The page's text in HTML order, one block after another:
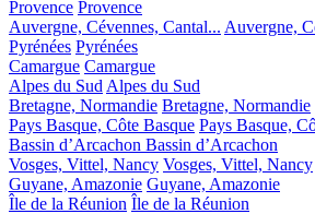
Provence Provence
Auvergne, Cévennes, Cantal... Auvergne,
Pyrénées Pyrénées
Camargue Camargue
Alpes du Sud Alpes du Sud
Bretagne, Normandie Bretagne, Normandie
Pays Basque, Côte Basque Pays Basque,
Bassin d’Arcachon Bassin d’Arcachon
Vosges, Vittel, Nancy Vosges, Vittel, Nancy
Guyane, Amazonie Guyane, Amazonie
Île de la Réunion Île de la Réunion